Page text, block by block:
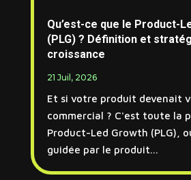
Qu’est-ce que le Product-
(PLG) ? Définition et
croissance
21 Juil, 2026
Et si votre produit devenait
commercial ? C'est toute la
Product-Led Growth (PLG),
guidée par le produit...